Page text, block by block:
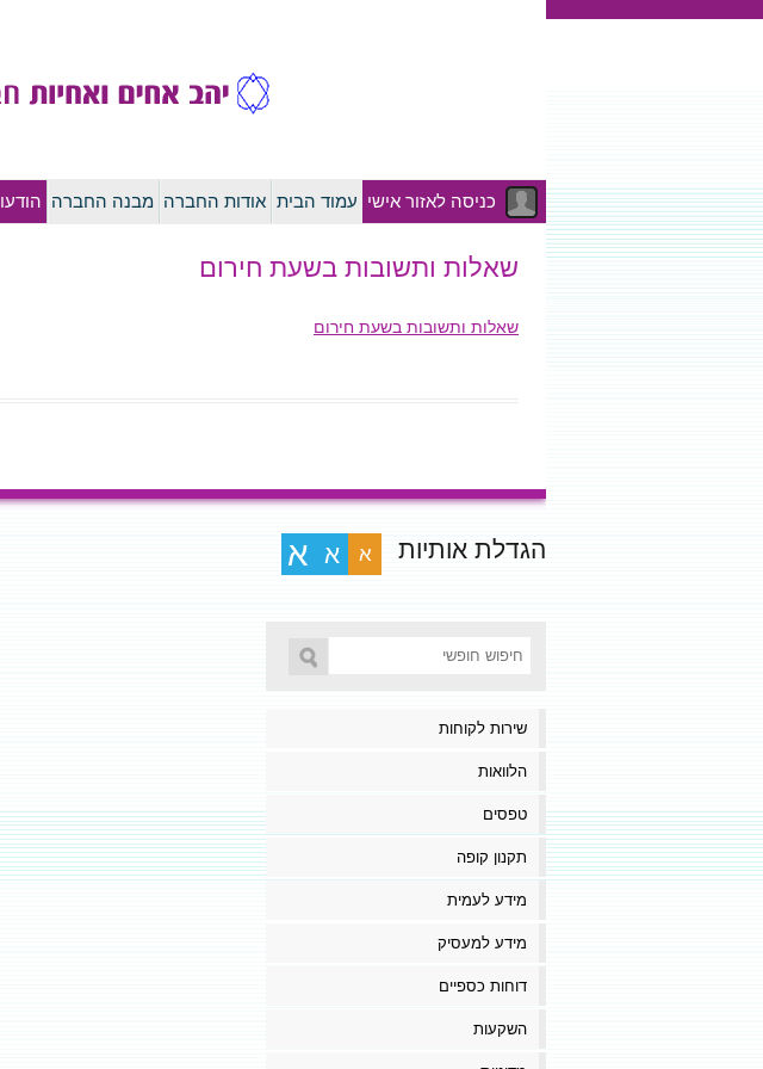
כניסה לאזור אישי עמוד הבית אודות החברה מבנה החברה
שאלות ותשובות בשעת חירום
שאלות ותשובות בשעת חירום
הגדלת אותיות א א א
שירות לקוחות
הלוואות
טפסים
תקנון קופה
מידע לעמית
מידע למעסיק
דוחות כספיים
השקעות